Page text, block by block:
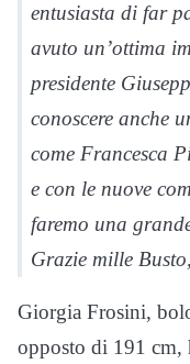
entusiasta di far
avuto un’ottima
presidente
conoscere anche
come Francesca
e con le nuove
faremo una
Grazie mille
Giorgia Frosini,
opposto di 191 cm,